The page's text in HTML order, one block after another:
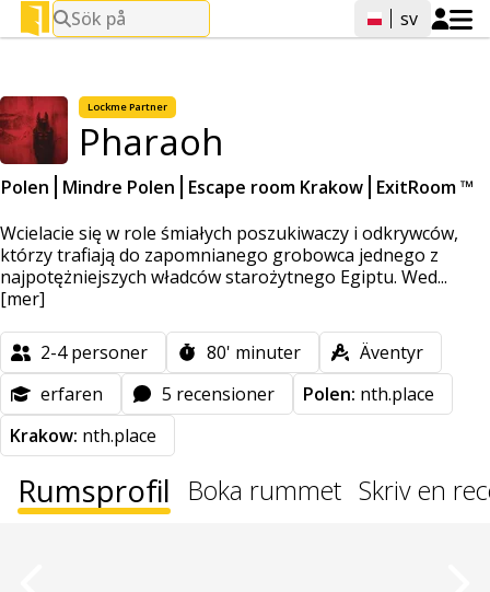
Sök på sv
LockmePartner
Pharaoh
Polen Mindre Polen Escape room Krakow ExitRoom ™
Wcielacie się w role śmiałych poszukiwaczy i odkrywców,
którzy trafiają do zapomnianego grobowca jednego z
najpotężniejszych władców starożytnego Egiptu. Wed...
[mer]
2-4personer 80' minuter
Äventyr
erfaren
5 recensioner Polen: nth.place
Krakow: nth.place
Rumsprofil Boka rummet Skriv en